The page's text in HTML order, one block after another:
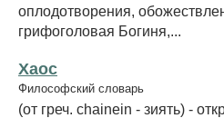
оплодотворения,
грифоголовая Богиня,...
Хаос
Философский словарь
(от греч. chainein - зиять) -